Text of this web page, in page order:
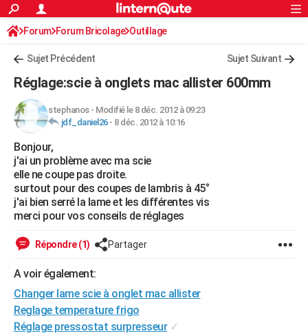
ACTUALITÉS
Politique
Société
Faits Divers
Education
Monde
Villes
+
FINANCE
Retraite
Impôts
Epargne
Immobilier
Risques naturels par ville
Banque
Assurance
Crédit
AUTO
Essais
Réserver un essai
Citadines
Berlines
SUV
Forum auto
+HIGH-TECH
Mobiles
Meilleur smartphone
Internet
Ordinateurs
Jeux vidéo
Guide high-tech
+BRICOLAGE
Forum
Aménagement intérieur
Extérieur
Cuisine
Salle de bains
Jardinage
Rangement
WEEK-END
Guides de France
Escapades
Patrimoine
Expositions
Musées
Week-end nature
LIFESTYLE
SANTE
Alimentation
Guide de la santé
Maladies
Médicaments
Sommeil
VOYAGE
Destinations
City break
Voyage nature
Voyage de noces
Forum
Climat
+PHOTO
S'inscrire
Connexion
Forum Forum Bricolage Outillage
Sujet Précédent Sujet Suivant
Réglage:scie à onglets mac allister 600mm
stephanos- Modifié le 8 déc. 2012 à 09:23
jdf_daniel26- 8 déc. 2012 à 10:16
Bonjour,
j'ai un problème avec ma scie
elle ne coupe pas droite.
surtout pour des coupes de lambris à 45°
j'ai bien serré la lame et les différentes vis
merci pour vos conseils de réglages
Répondre (1) Partager
A voir également:
Changer lame scie à onglet mac allister
Reglage temperature frigo
Réglage pressostat surpresseur ✓